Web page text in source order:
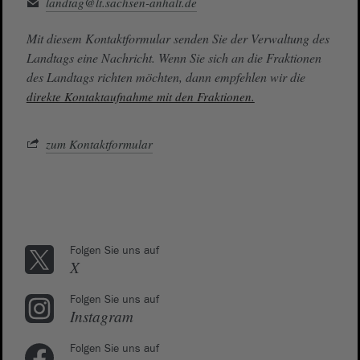
Mit diesem Kontaktformular senden Sie der Verwaltung des
Landtags eine Nachricht. Wenn Sie sich an die Fraktionen
des Landtags richten möchten, dann empfehlen wir die
direkte Kontaktaufnahme mit den Fraktionen.
zum Kontaktformular
Folgen Sie uns auf
X
Folgen Sie uns auf
Instagram
Folgen Sie uns auf